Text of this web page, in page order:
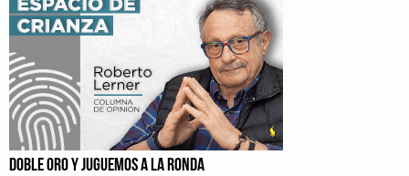
DOBLE ORO Y JUGUEMOS A LA RONDA